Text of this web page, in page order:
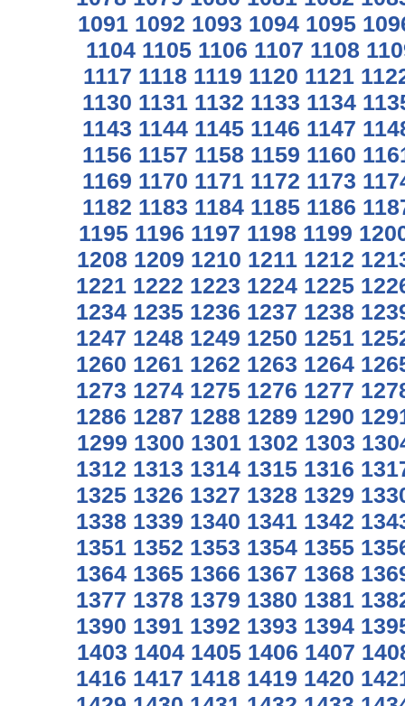
1091 1092 1093 1094 1095
1104 1105 1106 1107 1108
1117 1118 1119 1120 1121
1130 1131 1132 1133 1134
1143 1144 1145 1146 1147
1156 1157 1158 1159 1160
1169 1170 1171 1172 1173
1182 1183 1184 1185 1186
1195 1196 1197 1198 1199
1208 1209 1210 1211 1212
1221 1222 1223 1224 1225
1234 1235 1236 1237 1238
1247 1248 1249 1250 1251
1260 1261 1262 1263 1264
1273 1274 1275 1276 1277
1286 1287 1288 1289 1290
1299 1300 1301 1302 1303
1312 1313 1314 1315 1316
1325 1326 1327 1328 1329
1338 1339 1340 1341 1342
1351 1352 1353 1354 1355
1364 1365 1366 1367 1368
1377 1378 1379 1380 1381
1390 1391 1392 1393 1394
1403 1404 1405 1406 1407
1416 1417 1418 1419 1420